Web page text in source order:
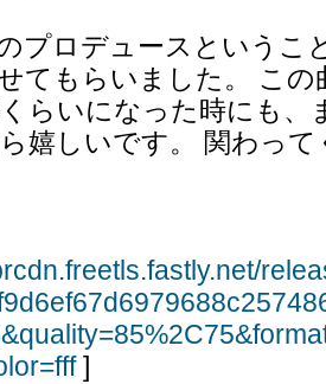
プロデュースというこ
てもらいました。 こ
らいになった時にも、
嬉しいです。 関わっ
]